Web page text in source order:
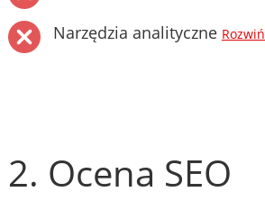
Narzędzia analityczne Rozwiń
2. Ocena SEO